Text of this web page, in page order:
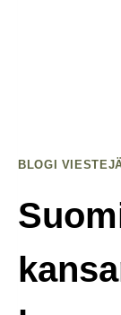
BLOGI